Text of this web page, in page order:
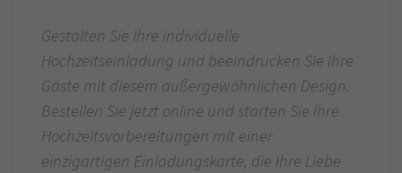
Gestalten Sie Ihre individuelle
Hochzeitseinladung und beeindrucken Sie Ihre
Gäste mit diesem außergewöhnlichen Design.
Bestellen Sie jetzt online und starten Sie Ihre
Hochzeitsvorbereitungen mit einer
einzigartigen Einladungskarte, die Ihre Liebe